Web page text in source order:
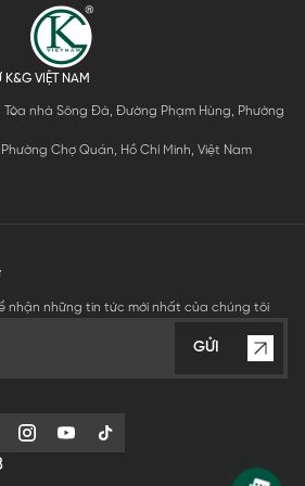
VIỆT NAM
Tòa nhà Sông Đà, Đường Phạm Hùng, Phường
Chợ Quán, Hồ Chí Minh, Việt Nam
nhận những tin tức mới nhất của chúng tôi
GỬI